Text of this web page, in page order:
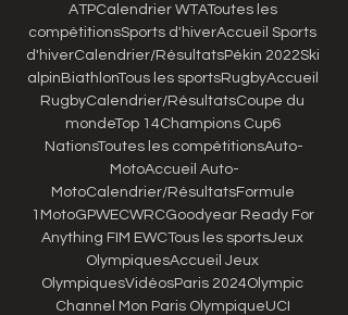
ATPCalendrier WTAToutes les
compétitionsSports d'hiverAccueil Sports
d'hiverCalendrier/RésultatsPékin 2022Ski
alpinBiathlonTous les sportsRugbyAccueil
RugbyCalendrier/RésultatsCoupe du
mondeTop 14Champions Cup6
NationsToutes les compétitionsAuto-
MotoAccueil Auto-
MotoCalendrier/RésultatsFormule
1MotoGPWECWRCGoodyear Ready For
Anything FIM EWCTous les sportsJeux
OlympiquesAccueil Jeux
OlympiquesVidéosParis 2024Olympic
Channel Mon Paris OlympiqueUCI